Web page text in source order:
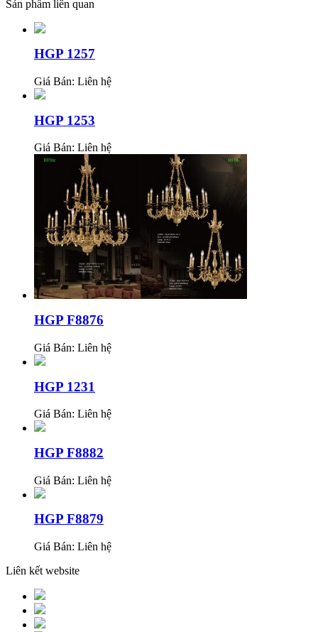
Sản phẩm liên quan
HGP 1257
Giá Bán: Liên hệ
HGP 1253
Giá Bán: Liên hệ
HGP F8876
Giá Bán: Liên hệ
HGP 1231
Giá Bán: Liên hệ
HGP F8882
Giá Bán: Liên hệ
HGP F8879
Giá Bán: Liên hệ
Liên kết website